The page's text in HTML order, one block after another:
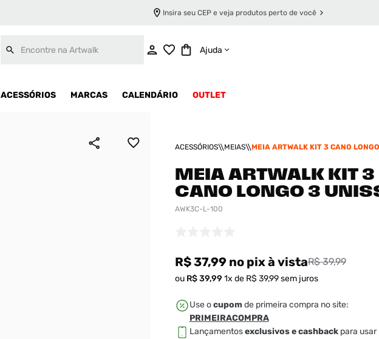
Insira seu CEP e veja produtos perto de você
Ajuda
ACESSÓRIOS MARCAS CALENDÁRIO OUTLET
ACESSÓRIOS MEIAS MEIA ARTWALK KIT 3 CANO
MEIA ARTWALK KIT 3
CANO LONGO 3
AWK3C-L-100
R$ 37,99no pixà vistaR$ 39,99
ou R$ 39,99 1x de R$ 39,99sem juros
Use ocupom de primeira compra no site:
PRIMEIRACOMPRA
Lançamentosexclusivos e cashbackpara usar